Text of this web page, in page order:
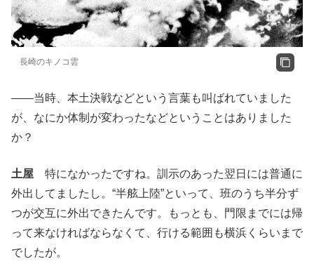
長崎のキノコ雲
――当時、本土決戦などという言葉も叫ばれていました
が、なにか体制が変わったなどということはありました
か？
土屋 特になかったですね。訓示のあった翌日には普通に
外出してましたし。“半舷上陸”といって、班のうち半分ず
つが交互に外出できたんです。もっとも、門限までには帰
って来なければならなくて、行ける範囲も横浜くらいまで
でしたが。